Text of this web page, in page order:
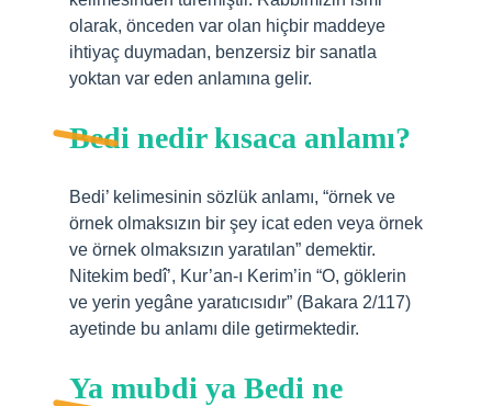
olarak, önceden var olan hiçbir maddeye
ihtiyaç duymadan, benzersiz bir sanatla
yoktan var eden anlamına gelir.
Bedi nedir kısaca anlamı?
Bedi’ kelimesinin sözlük anlamı, “örnek ve
örnek olmaksızın bir şey icat eden veya örnek
ve örnek olmaksızın yaratılan” demektir.
Nitekim bedî’, Kur’an-ı Kerim’in “O, göklerin
ve yerin yegâne yaratıcısıdır” (Bakara 2/117)
ayetinde bu anlamı dile getirmektedir.
Ya mubdi ya Bedi ne